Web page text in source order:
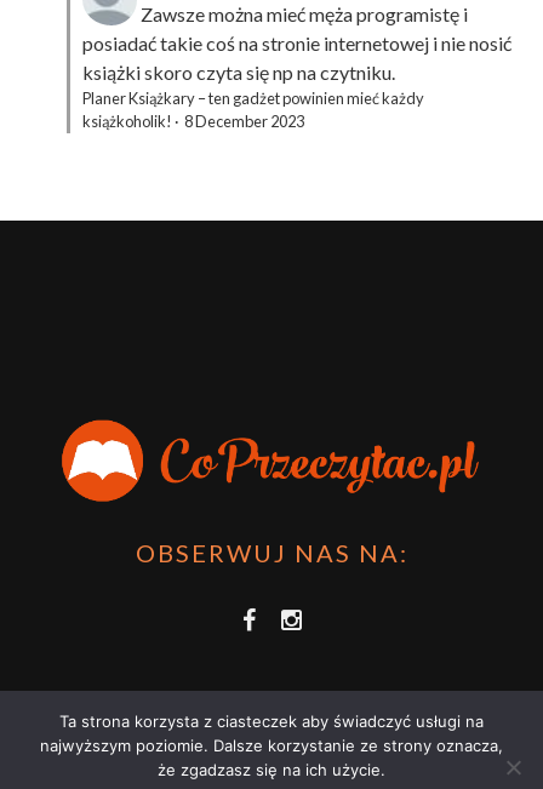
Zawsze można mieć męża programistę i
posiadać takie coś na stronie internetowej i nie nosić
książki skoro czyta się np na czytniku.
Planer Książkary – ten gadżet powinien mieć każdy
książkoholik! · 8 December 2023
OBSERWUJ NAS NA:
Ta strona korzysta z ciasteczek aby świadczyć usługi na
najwyższym poziomie. Dalsze korzystanie ze strony oznacza,
że zgadzasz się na ich użycie.